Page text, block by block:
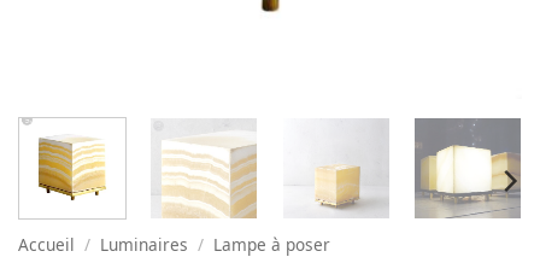
Accueil / Luminaires / Lampe à poser